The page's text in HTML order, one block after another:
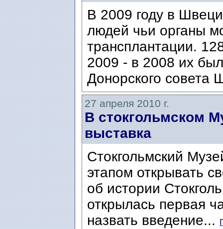
В 2009 году в
людей чьи органы
трансплантации.
2009 - в 2008 их
Донорского совета
27 апреля 2010 г.
В стокгольмском
выставка
Стокгольмский
этапом открывать
об истории
открылась первая
назвать введение...